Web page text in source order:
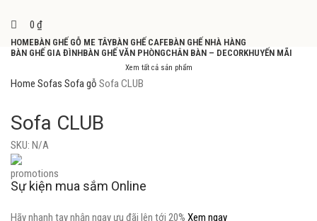
0 ₫
HOMEBÀN GHẾ GỖ ME TÂYBÀN GHẾ CAFEBÀN GHẾ NHÀ HÀNG
BÀN GHẾ GIA ĐÌNHBÀN GHẾ VĂN PHÒNGCHÂN BÀN – DECORKHUYẾN MÃI
Xem tất cả sản phẩm
Home Sofas Sofa gỗ Sofa CLUB
Sofa CLUB
SKU: N/A
Sự kiện mua sắm Online
Hãy nhanh tay nhận ngay ưu đãi lên tới 20% Xem ngay